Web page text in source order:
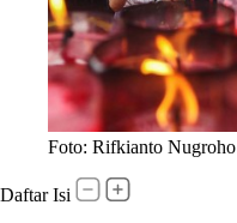
Foto: Rifkianto Nugroho
Daftar Isi